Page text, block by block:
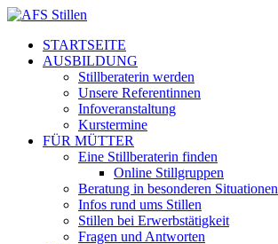
STARTSEITE
AUSBILDUNG
Stillberaterin werden
Unsere Referentinnen
Infoveranstaltung
Kurstermine
FÜR MÜTTER
Eine Stillberaterin finden
Online Stillgruppen
Beratung in besonderen Situationen
Infos rund ums Stillen
Stillen bei Erwerbstätigkeit
Fragen und Antworten